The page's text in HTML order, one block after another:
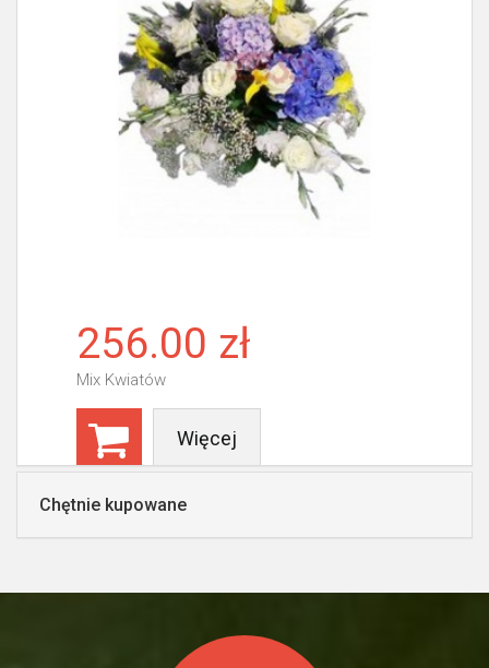
256.00 zł
Mix Kwiatów
Więcej
Chętnie kupowane